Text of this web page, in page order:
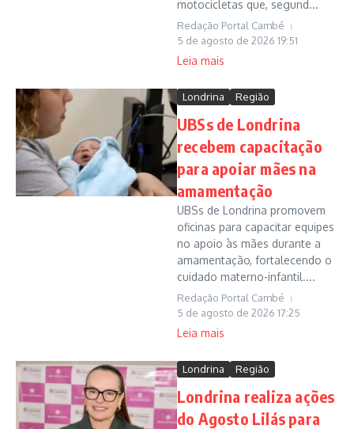
motocicletas que, segund...
Redação Portal Cambé
5 de agosto de 2026 19:51
Leia mais
Londrina Região
UBSs de Londrina
recebem capacitação
para apoiar mães na
amamentação
UBSs de Londrina promovem
oficinas para capacitar equipes
no apoio às mães durante a
amamentação, fortalecendo o
cuidado materno-infantil....
Redação Portal Cambé
5 de agosto de 2026 17:25
Leia mais
Londrina Região
Londrina realiza ações
do Agosto Lilás para